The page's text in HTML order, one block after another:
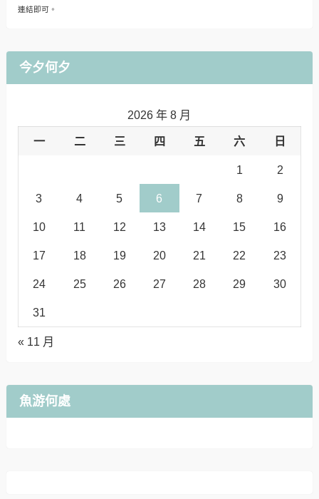
連結即可。
今夕何夕
2026 年 8 月
一 二 三 四 五 六 日
1 2
3 4 5 6 7 8 9
10 11 12 13 14 15 16
17 18 19 20 21 22 23
24 25 26 27 28 29 30
31
« 11 月
魚游何處